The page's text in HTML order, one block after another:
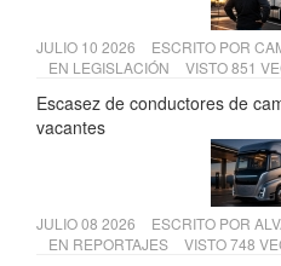
JULIO 10 2026 ESCRITO POR
EN LEGISLACIÓN VISTO 851
Escasez de conductores de
vacantes
JULIO 08 2026 ESCRITO POR
EN REPORTAJES VISTO 748